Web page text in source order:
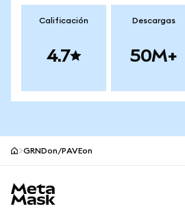
Calificación
4.7
Descargas
50M+
GRNDon/PAVEon